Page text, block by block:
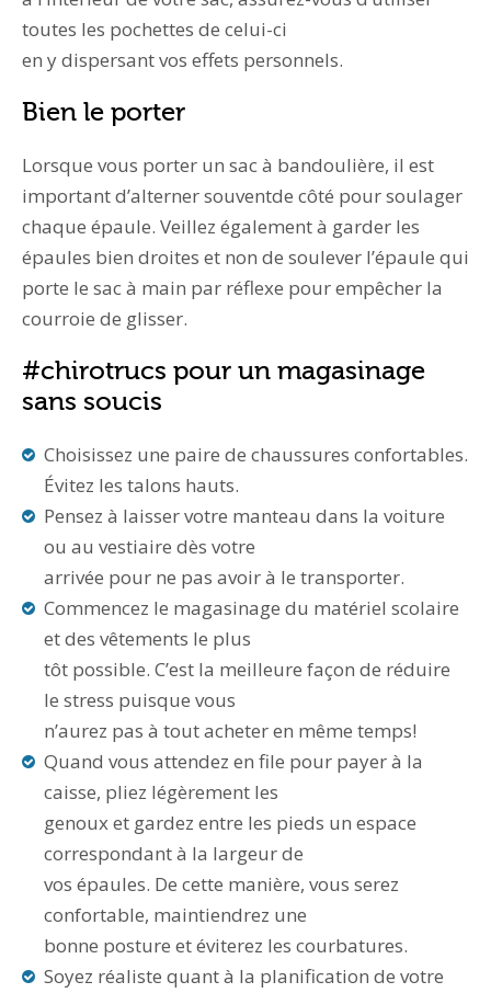
toutes les pochettes de celui-ci
en y dispersant vos effets personnels.
Bien le porter
Lorsque vous porter un sac à bandoulière, il est
important d’alterner souventde côté pour soulager
chaque épaule. Veillez également à garder les
épaules bien droites et non de soulever l’épaule qui
porte le sac à main par réflexe pour empêcher la
courroie de glisser.
#chirotrucs pour un magasinage
sans soucis
Choisissez une paire de chaussures confortables.
Évitez les talons hauts.
Pensez à laisser votre manteau dans la voiture
ou au vestiaire dès votre
arrivée pour ne pas avoir à le transporter.
Commencez le magasinage du matériel scolaire
et des vêtements le plus
tôt possible. C’est la meilleure façon de réduire
le stress puisque vous
n’aurez pas à tout acheter en même temps!
Quand vous attendez en file pour payer à la
caisse, pliez légèrement les
genoux et gardez entre les pieds un espace
correspondant à la largeur de
vos épaules. De cette manière, vous serez
confortable, maintiendrez une
bonne posture et éviterez les courbatures.
Soyez réaliste quant à la planification de votre